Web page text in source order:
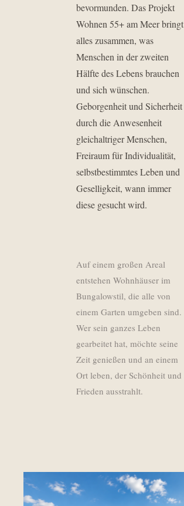
bevormunden. Das Projekt
Wohnen 55+ am Meer bringt
alles zusammen, was
Menschen in der zweiten
Hälfte des Lebens brauchen
und sich wünschen.
Geborgenheit und Sicherheit
durch die Anwesenheit
gleichaltriger Menschen,
Freiraum für Individualität,
selbstbestimmtes Leben und
Geselligkeit, wann immer
diese gesucht wird.
Auf einem großen Areal
entstehen Wohnhäuser im
Bungalowstil, die alle von
einem Garten umgeben sind.
Wer sein ganzes Leben
gearbeitet hat, möchte seine
Zeit genießen und an einem
Ort leben, der Schönheit und
Frieden ausstrahlt.